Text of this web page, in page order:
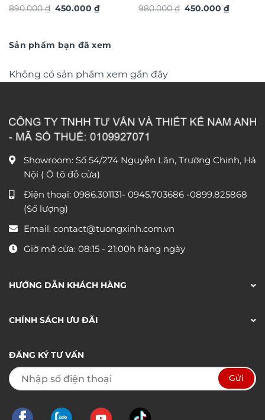
Tài Lộc TG4917S
890.000₫ Giá
gốc
450.000₫Giá
cảnh nghệ thuật TG4928S
980.000₫ Giá
gốc
450.000₫Giá
Sản phẩm bạn đã xem
Không có sản phẩm xem gần đây
Showroom: Số 54/274 Nguyễn Lân, Trường Chinh, Hà
Nội ( Ô tô đỗ cửa)
Điện thoại: 0986.301131- 0945.703686 -0899.825868
(Số lượng)
Email: contact@tuongxinh.com.vn
Giờ mở cửa: 08:15 - 21:00h hàng ngày
HƯỚNG DẪN KHÁCH HÀNG
CHÍNH SÁCH ƯU ĐÃI
ĐĂNG KÝ TƯ VẤN